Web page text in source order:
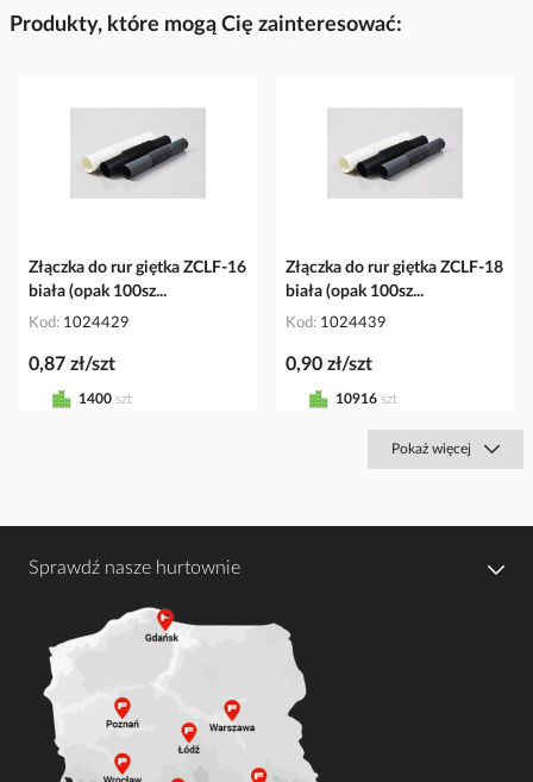
Produkty, które mogą Cię zainteresować:
Złączka do rur giętka ZCLF-16
biała (opak 100sz...
Kod 1024429
0,87 zł/szt
1400 szt
Złączka do rur giętka ZCLF-18
biała (opak 100sz...
Kod 1024439
0,90 zł/szt
10916 szt
Pokaż więcej
Sprawdź nasze hurtownie